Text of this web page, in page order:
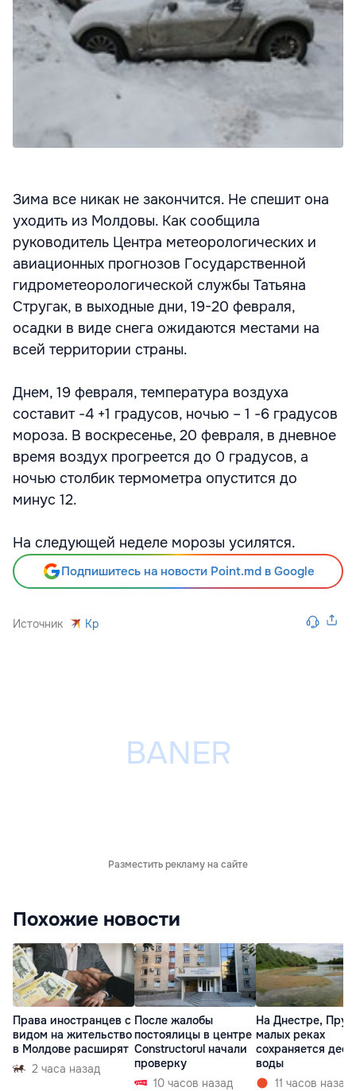
Зима все никак не закончится. Не спешит она
уходить из Молдовы. Как сообщила
руководитель Центра метеорологических и
авиационных прогнозов Государственной
гидрометеорологической службы Татьяна
Стругак, в выходные дни, 19-20 февраля,
осадки в виде снега ожидаются местами на
всей территории страны.
Днем, 19 февраля, температура воздуха
составит -4 +1 градусов, ночью – 1 -6 градусов
мороза. В воскресенье, 20 февраля, в дневное
время воздух прогреется до 0 градусов, а
ночью столбик термометра опустится до
минус 12.
На следующей неделе морозы усилятся.
Подпишитесь на новости Point.md в Google
Источник Kp
Разместить рекламу на сайте
Похожие новости
Права иностранцев с
видом на жительство
в Молдове расширят
2 часа назад
После жалобы
постоялицы в центре
Constructorul начали
проверку
10 часов назад
На Днестре,
малых реках
сохраняется
воды
11 часов назад